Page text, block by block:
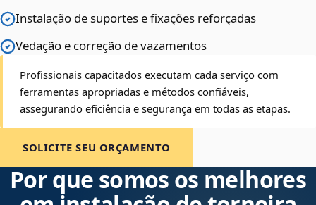
Instalação de suportes e fixações reforçadas
Vedação e correção de vazamentos
Profissionais capacitados executam cada serviço com
ferramentas apropriadas e métodos confiáveis,
assegurando eficiência e segurança em todas as etapas.
SOLICITE SEU ORÇAMENTO
Por que somos os melhores